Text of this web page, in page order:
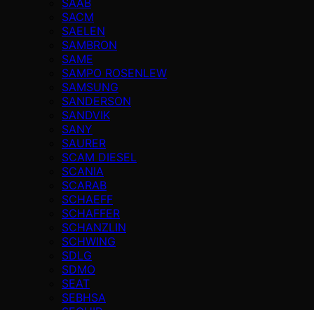
SAAB
SACM
SAELEN
SAMBRON
SAME
SAMPO ROSENLEW
SAMSUNG
SANDERSON
SANDVIK
SANY
SAURER
SCAM DIESEL
SCANIA
SCARAB
SCHAEFF
SCHAFFER
SCHANZLIN
SCHWING
SDLG
SDMO
SEAT
SEBHSA